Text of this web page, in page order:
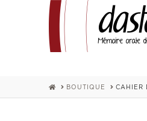
HOMEBOUTIQUE CAHIER